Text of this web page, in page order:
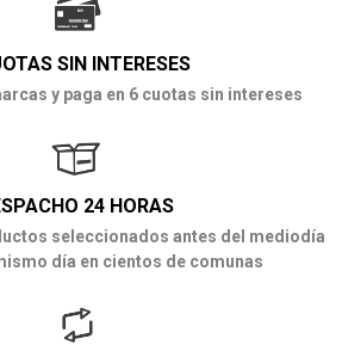
SIN INTERESES
y paga en 6 cuotas sin intereses
24 HORAS
seleccionados antes del mediodía
día en cientos de comunas